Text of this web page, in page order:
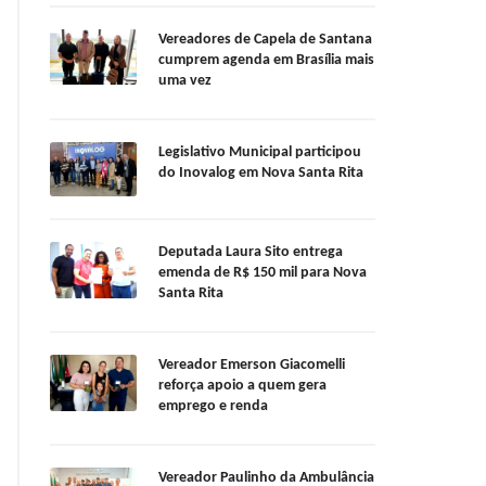
Vereadores de Capela de Santana
cumprem agenda em Brasília mais
uma vez
Legislativo Municipal participou
do Inovalog em Nova Santa Rita
Deputada Laura Sito entrega
emenda de R$ 150 mil para Nova
Santa Rita
Vereador Emerson Giacomelli
reforça apoio a quem gera
emprego e renda
Vereador Paulinho da Ambulância